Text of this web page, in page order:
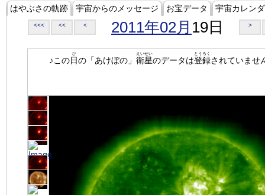
はやぶさの軌跡 宇宙からのメッセージ お宝データ 宇宙カレン
<<< << < 2011年02月 19日 >
♪この日
ひ
の「あけぼの」 衛星
えいせい
のデータは登録
とうろく
されていませ